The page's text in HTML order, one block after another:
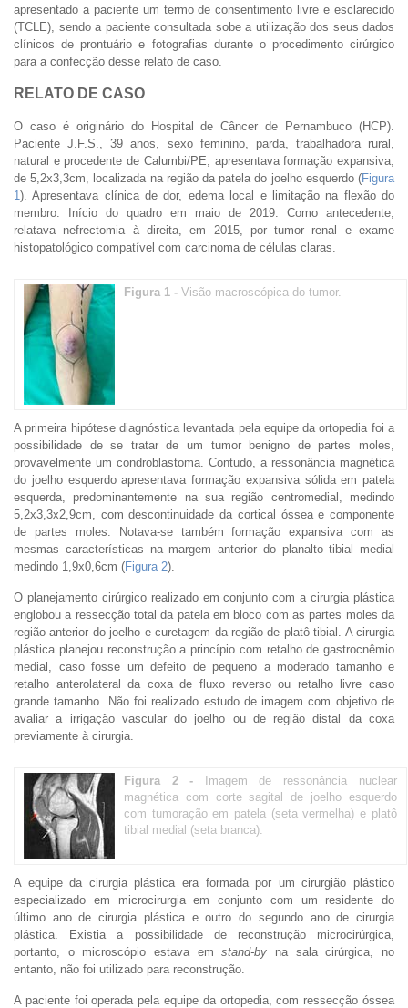
apresentado a paciente um termo de consentimento livre e esclarecido
(TCLE), sendo a paciente consultada sobe a utilização dos seus dados
clínicos de prontuário e fotografias durante o procedimento cirúrgico
para a confecção desse relato de caso.
RELATO DE CASO
O caso é originário do Hospital de Câncer de Pernambuco (HCP).
Paciente J.F.S., 39 anos, sexo feminino, parda, trabalhadora rural,
natural e procedente de Calumbi/PE, apresentava formação expansiva,
de 5,2x3,3cm, localizada na região da patela do joelho esquerdo (Figura
1 ). Apresentava clínica de dor, edema local e limitação na flexão do
membro. Início do quadro em maio de 2019. Como antecedente,
relatava nefrectomia à direita, em 2015, por tumor renal e exame
histopatológico compatível com carcinoma de células claras.
Figura 1 - Visão macroscópica do tumor.
A primeira hipótese diagnóstica levantada pela equipe da ortopedia foi a
possibilidade de se tratar de um tumor benigno de partes moles,
provavelmente um condroblastoma. Contudo, a ressonância magnética
do joelho esquerdo apresentava formação expansiva sólida em patela
esquerda, predominantemente na sua região centromedial, medindo
5,2x3,3x2,9cm, com descontinuidade da cortical óssea e componente
de partes moles. Notava-se também formação expansiva com as
mesmas características na margem anterior do planalto tibial medial
medindo 1,9x0,6cm (Figura 2).
O planejamento cirúrgico realizado em conjunto com a cirurgia plástica
englobou a ressecção total da patela em bloco com as partes moles da
região anterior do joelho e curetagem da região de platô tibial. A cirurgia
plástica planejou reconstrução a princípio com retalho de gastrocnêmio
medial, caso fosse um defeito de pequeno a moderado tamanho e
retalho anterolateral da coxa de fluxo reverso ou retalho livre caso
grande tamanho. Não foi realizado estudo de imagem com objetivo de
avaliar a irrigação vascular do joelho ou de região distal da coxa
previamente à cirurgia.
Figura 2 -
Imagem de ressonância nuclear
magnética com corte sagital de joelho esquerdo
com tumoração em patela (seta vermelha) e platô
tibial medial (seta branca).
A equipe da cirurgia plástica era formada por um cirurgião plástico
especializado em microcirurgia em conjunto com um residente do
último ano de cirurgia plástica e outro do segundo ano de cirurgia
plástica. Existia a possibilidade de reconstrução microcirúrgica,
portanto, o microscópio estava emstand-by na sala cirúrgica, no
entanto, não foi utilizado para reconstrução.
A paciente foi operada pela equipe da ortopedia, com ressecção óssea